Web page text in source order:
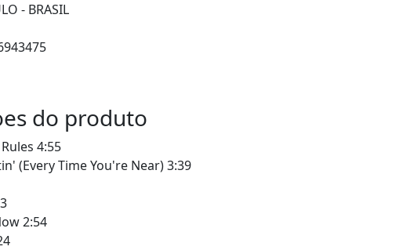
- BRASIL
do produto
4:55
(Every Time You're Near) 3:39
2:54